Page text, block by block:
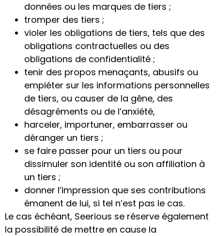
données ou les marques de tiers ;
tromper des tiers ;
violer les obligations de tiers, tels que des
obligations contractuelles ou des
obligations de confidentialité ;
tenir des propos menaçants, abusifs ou
empiéter sur les informations personnelles
de tiers, ou causer de la gêne, des
désagréments ou de l’anxiété,
harceler, importuner, embarrasser ou
déranger un tiers ;
se faire passer pour un tiers ou pour
dissimuler son identité ou son affiliation à
un tiers ;
donner l’impression que ses contributions
émanent de lui, si tel n’est pas le cas.
Le cas échéant, Seerious se réserve également
la possibilité de mettre en cause la